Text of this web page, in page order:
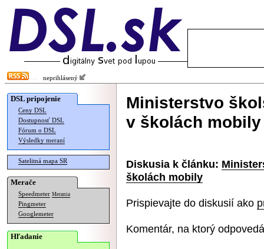
neprihlásený
DSL pripojenie
Ceny DSL
Dostupnosť DSL
Fórum o DSL
Výsledky meraní
Satelitná mapa SR
Merače
Speedmeter Merania
Pingmeter
Googlemeter
Hľadanie
Ministerstvo
v školách mobily
Diskusia k článku:
školách mobily
Prispievajte do diskusií ako
Komentár, na ktorý